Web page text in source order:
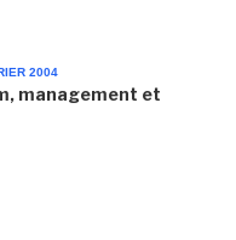
2004
management et